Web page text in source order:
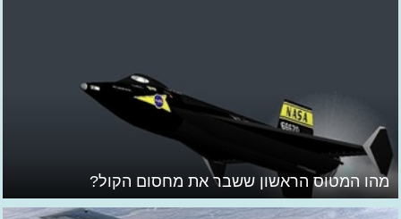
מהו המטוס הראשון ששבר את מחסום הקול?